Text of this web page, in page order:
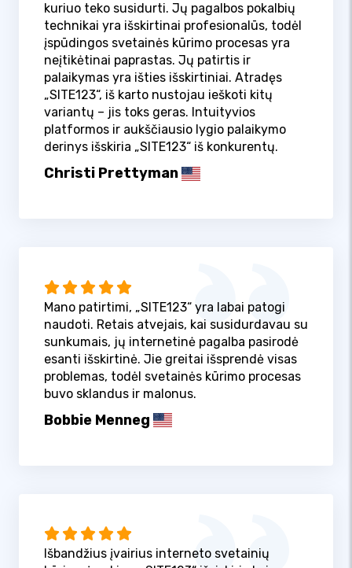
kuriuo teko susidurti. Jų pagalbos pokalbių
technikai yra išskirtinai profesionalūs, todėl
įspūdingos svetainės kūrimo procesas yra
neįtikėtinai paprastas. Jų patirtis ir
palaikymas yra išties išskirtiniai. Atradęs
„SITE123“, iš karto nustojau ieškoti kitų
variantų – jis toks geras. Intuityvios
platformos ir aukščiausio lygio palaikymo
derinys išskiria „SITE123“ iš konkurentų.
Christi Prettyman
Mano patirtimi, „SITE123“ yra labai patogi
naudoti. Retais atvejais, kai susidurdavau su
sunkumais, jų internetinė pagalba pasirodė
esanti išskirtinė. Jie greitai išsprendė visas
problemas, todėl svetainės kūrimo procesas
buvo sklandus ir malonus.
Bobbie Menneg
Išbandžius įvairius interneto svetainių